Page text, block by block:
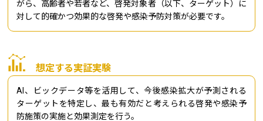
がら、高齢者や若者など、啓発対象者（以下、ターゲット）に
対して的確かつ効果的な啓発や感染予防対策が必要です。
想定する実証実験
AI、ビックデータ等を活用して、今後感染拡大が予測される
ターゲットを特定し、最も有効だと考えられる啓発や感染予
防施策の実施と効果測定を行う。